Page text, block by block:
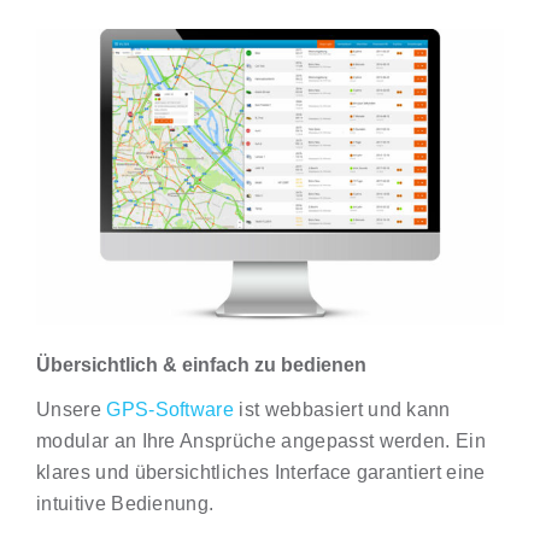
Übersichtlich & einfach zu bedienen
UnsereGPS-Software ist webbasiert und kann
modular an Ihre Ansprüche angepasst werden. Ein
klares und übersichtliches Interface garantiert eine
intuitive Bedienung.